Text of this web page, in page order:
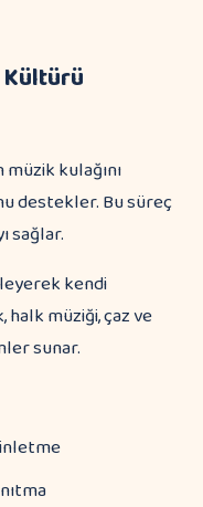
kulağını
destekler. Bu süreç
sağlar.
kendi
müziği, çaz ve
sunar.